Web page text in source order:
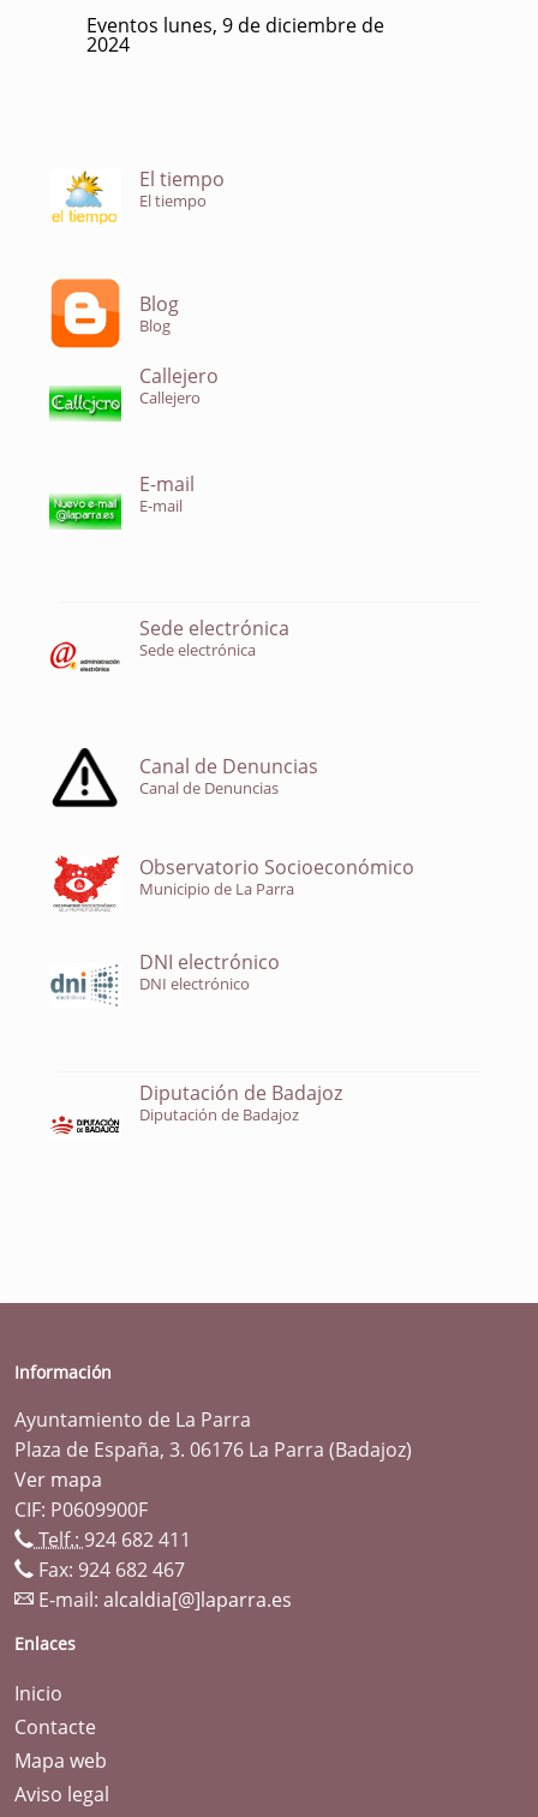
Eventos lunes, 9 de diciembre de
2024
El tiempo
El tiempo
Blog
Blog
Callejero
Callejero
E-mail
E-mail
Sede electrónica
Sede electrónica
Canal de Denuncias
Canal de Denuncias
Observatorio Socioeconómico
Municipio de La Parra
DNI electrónico
DNI electrónico
Diputación de Badajoz
Diputación de Badajoz
Información
Ayuntamiento de La Parra
Plaza de España, 3. 06176 La Parra (Badajoz)
Ver mapa
CIF: P0609900F
Telf.: 924 682 411
Fax: 924 682 467
E-mail: alcaldia[@]laparra.es
Enlaces
Inicio
Contacte
Mapa web
Aviso legal